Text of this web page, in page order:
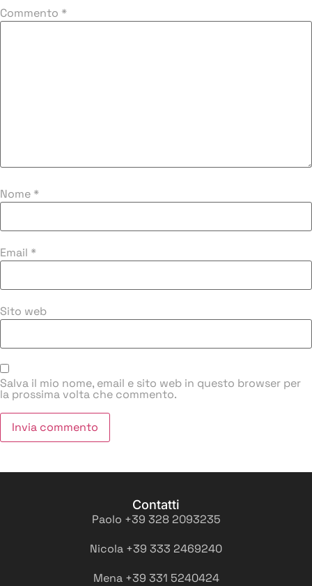
Commento *
Nome *
Email *
Sito web
Salva il mio nome, email e sito web in questo browser per
la prossima volta che commento.
Contatti
Paolo +39 328 2093235
Nicola +39 333 2469240
Mena +39 331 5240424